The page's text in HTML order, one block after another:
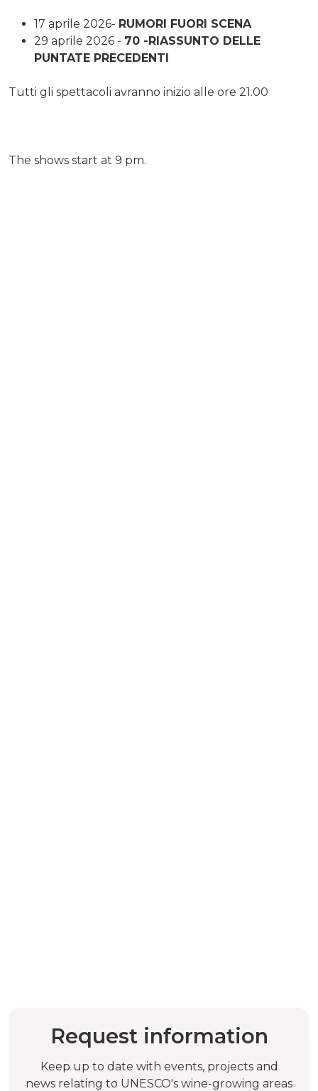
17 aprile 2026- RUMORI FUORI SCENA
29 aprile 2026 - 70 -RIASSUNTO DELLE
PUNTATE PRECEDENTI
Tutti gli spettacoli avranno inizio alle ore 21.00
The shows start at 9 pm.
Request information
Keep up to date with events, projects and
news relating to UNESCO's wine-growing areas